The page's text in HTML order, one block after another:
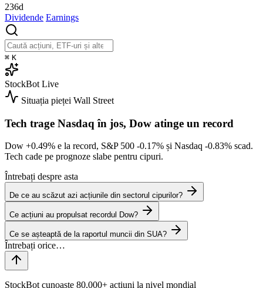
236d
Dividende Earnings
⌘ K
StockBot Live
Situația pieței Wall Street
Tech trage Nasdaq în jos, Dow atinge un record
Dow +0.49% e la record, S&P 500 -0.17% și Nasdaq -0.83% scad.
Tech cade pe prognoze slabe pentru cipuri.
Întrebați despre asta
De ce au scăzut azi acțiunile din sectorul cipurilor?
Ce acțiuni au propulsat recordul Dow?
Ce se așteaptă de la raportul muncii din SUA?
StockBot cunoaște 80,000+ acțiuni la nivel mondial